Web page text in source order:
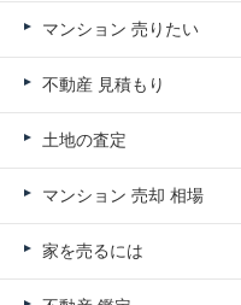
マンション 売りたい
不動産 見積もり
土地の査定
マンション 売却 相場
家を売るには